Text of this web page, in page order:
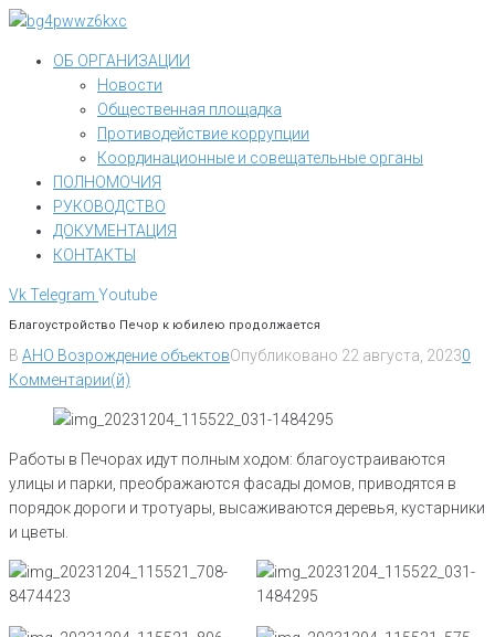
Перейти
контентуОБ ОРГАНИЗАЦИИ
Новости
Общественная площадка
Противодействие коррупции
Координационные и совещательные органы
ПОЛНОМОЧИЯ
РУКОВОДСТВО
ДОКУМЕНТАЦИЯ
КОНТАКТЫ
VkTelegram Youtube
Благоустройство Печор к юбилею продолжается
В АНО Возрождение объектовОпубликовано 22 августа, 20230
Комментарии(й)
Работы в Печорах идут полным ходом: благоустраиваются
улицы и парки, преображаются фасады домов, приводятся в
порядок дороги и тротуары, высаживаются деревья, кустарники
и цветы.